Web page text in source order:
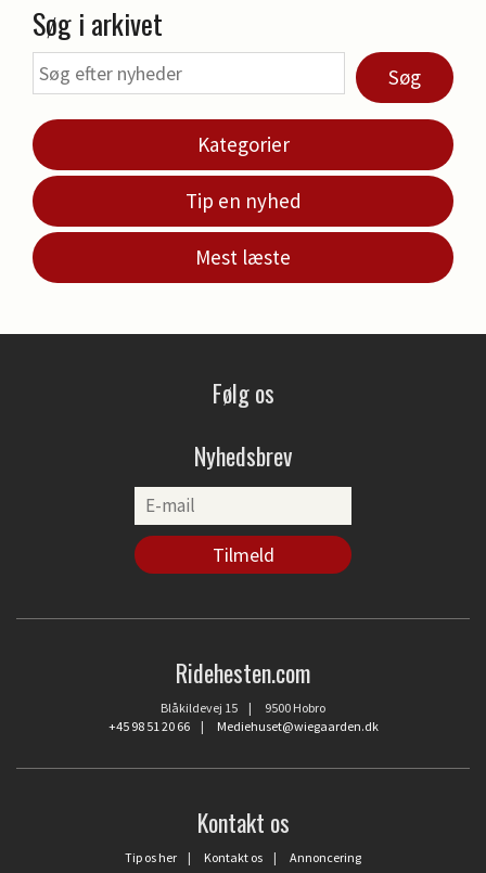
Søg i arkivet
Søg
Kategorier
Tip en nyhed
Mest læste
Følg os
Nyhedsbrev
Ridehesten.com
Blåkildevej 15 | 9500 Hobro
+45 98 51 20 66| Mediehuset@wiegaarden.dk
Kontakt os
Tip os her | Kontakt os | Annoncering